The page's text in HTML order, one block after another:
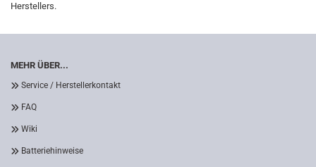
Herstellers.
MEHR ÜBER...
Service / Herstellerkontakt
FAQ
Wiki
Batteriehinweise